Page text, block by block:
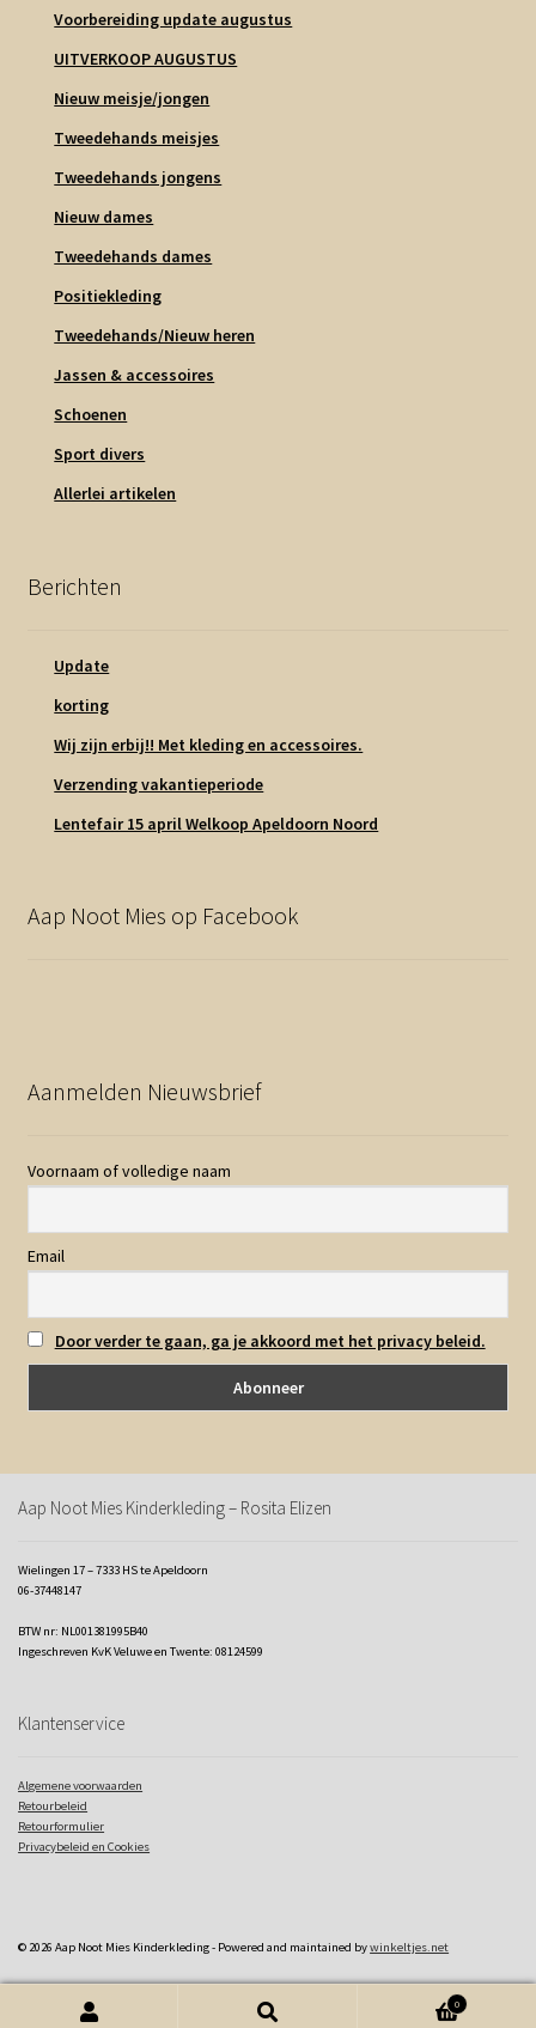
Voorbereiding update augustus
UITVERKOOP AUGUSTUS
Nieuw meisje/jongen
Tweedehands meisjes
Tweedehands jongens
Nieuw dames
Tweedehands dames
Positiekleding
Tweedehands/Nieuw heren
Jassen & accessoires
Schoenen
Sport divers
Allerlei artikelen
Berichten
Update
korting
Wij zijn erbij!! Met kleding en accessoires.
Verzending vakantieperiode
Lentefair 15 april Welkoop Apeldoorn Noord
Aap Noot Mies op Facebook
Aanmelden Nieuwsbrief
Voornaam of volledige naam
Email
Door verder te gaan, ga je akkoord met het privacy beleid.
Aap Noot Mies Kinderkleding – Rosita Elizen
Wielingen 17 – 7333 HS te Apeldoorn
06-37448147
BTW nr: NL001381995B40
Ingeschreven KvK Veluwe en Twente: 08124599
Klantenservice
Algemene voorwaarden
Retourbeleid
Retourformulier
Privacybeleid en Cookies
© 2026 Aap Noot Mies Kinderkleding - Powered and maintained bywinkeltjes.net
0